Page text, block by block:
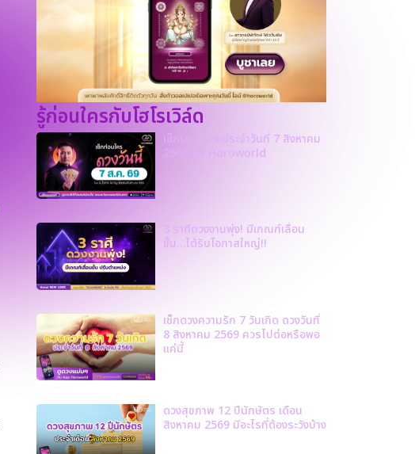
รู้ก่อนใครกับโฮโรเวิล์ด
เช็กเลย! ดวงประจำวันที่ 7 สิงหาคม
2569 BY Horoworld
3 ราศีดวงงานพุ่ง! มีเกณฑ์เลื่อน
ขั้น…ได้รับโอกาสใหญ่!!
เช็กดวงความรัก 7 วันเกิด ดวงวันที่
8 สิงหาคม 2569 ควรไปต่อหรือพอ
แค่นี้
ดวงสุขภาพ 12 ปีนักษัตร เดือน
สิงหาคม 2569 มีอะไรที่ต้องระวังบ้าง